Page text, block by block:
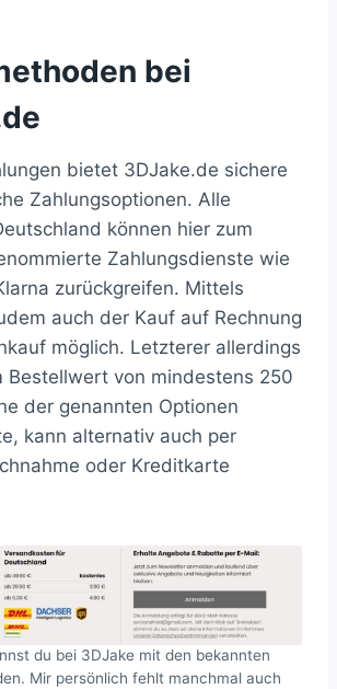
bei
bietet 3DJake.de sichere
Zahlungsoptionen. Alle
können hier zum
Zahlungsdienste wie
zurückgreifen. Mittels
auch der Kauf auf Rechnung
möglich. Letzterer allerdings
Bestellwert von mindestens 250
der genannten Optionen
kann alternativ auch per
oder Kreditkarte
du bei 3DJake mit den bekannten
Mir persönlich fehlt manchmal auch